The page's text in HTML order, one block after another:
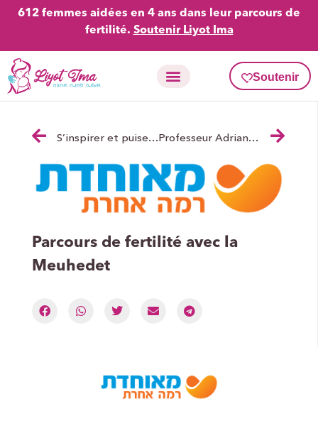
612 femmes aidées en 4 ans dans leur parcours de
fertilité. Soutenir Liyot Ima
Soutenir
S’inspirer et puiser des forces dans celles de nos Imaot : TSIPORA Professeur Adrian Shulman : Avoir un bébé après 40 ans, quelles solutions ?
Parcours de fertilité avec la
Meuhedet